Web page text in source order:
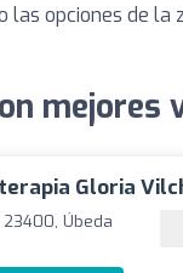
las opciones de
mejores
Gloria
23400, Úbeda